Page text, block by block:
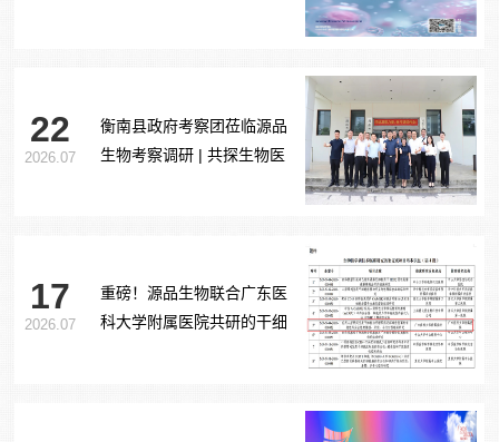
22
2026.07
衡南县政府考察团莅临源品
生物考察调研 | 共探生物医
17
2026.07
重磅！源品生物联合广东医
科大学附属医院共研的干细